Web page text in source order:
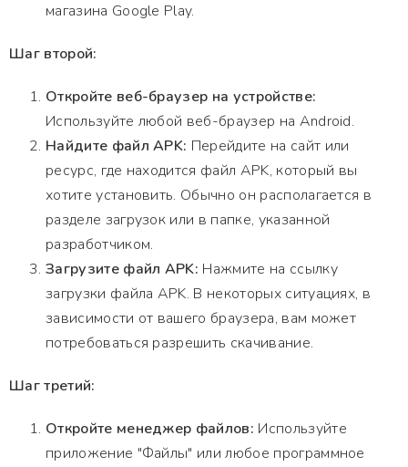
магазина Google Play.
Шаг второй:
Откройте веб-браузер на устройстве:
Используйте любой веб-браузер на Android.
Найдите файл APK: Перейдите на сайт или
ресурс, где находится файл APK, который вы
хотите установить. Обычно он располагается в
разделе загрузок или в папке, указанной
разработчиком.
Загрузите файл APK: Нажмите на ссылку
загрузки файла APK. В некоторых ситуациях, в
зависимости от вашего браузера, вам может
потребоваться разрешить скачивание.
Шаг третий:
Откройте менеджер файлов: Используйте
приложение "Файлы" или любое программное